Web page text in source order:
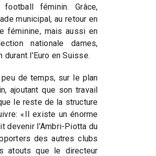
féminin. Grâce,
municipal, au retour en
féminine, mais aussi en
nationale dames,
l’Euro en Suisse.
de temps, sur le plan
ajoutant que son travail
le reste de la structure
«Il existe un énorme
devenir l’Ambri-Piotta du
des autres clubs
atouts que le directeur